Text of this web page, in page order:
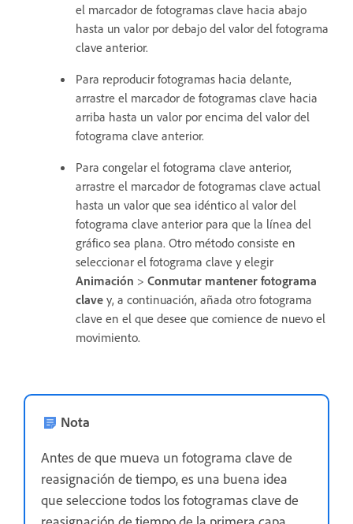
el marcador de fotogramas clave hacia abajo
hasta un valor por debajo del valor del fotograma
clave anterior.
Para reproducir fotogramas hacia delante,
arrastre el marcador de fotogramas clave hacia
arriba hasta un valor por encima del valor del
fotograma clave anterior.
Para congelar el fotograma clave anterior,
arrastre el marcador de fotogramas clave actual
hasta un valor que sea idéntico al valor del
fotograma clave anterior para que la línea del
gráfico sea plana. Otro método consiste en
seleccionar el fotograma clave y elegir
Animación > Conmutar mantener fotograma
clave y, a continuación, añada otro fotograma
clave en el que desee que comience de nuevo el
movimiento.
Nota
Antes de que mueva un fotograma clave de
reasignación de tiempo, es una buena idea
que seleccione todos los fotogramas clave de